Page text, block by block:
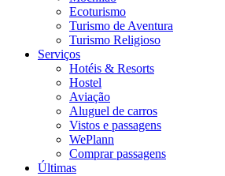
Ecoturismo
Turismo de Aventura
Turismo Religioso
Serviços
Hotéis & Resorts
Hostel
Aviação
Aluguel de carros
Vistos e passagens
WePlann
Comprar passagens
Últimas